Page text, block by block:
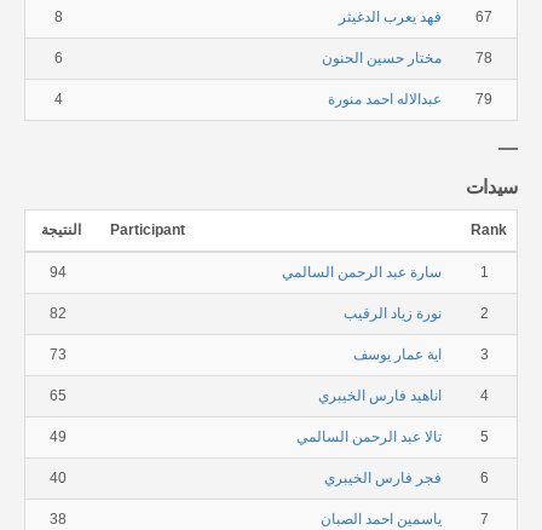
67 فهد يعرب الدغيثر 8
78 مختار حسين الحنون 6
79 عبدالاله احمد منورة 4
سيدات
Rank
Participant النتيجة
1 سارة عبد الرحمن السالمي 94
2 نورة زياد الرقيب 82
3 اية عمار يوسف 73
4 اناهيد فارس الخيبري 65
5 تالا عبد الرحمن السالمي 49
6 فجر فارس الخيبري 40
7 ياسمين احمد الصبان 38